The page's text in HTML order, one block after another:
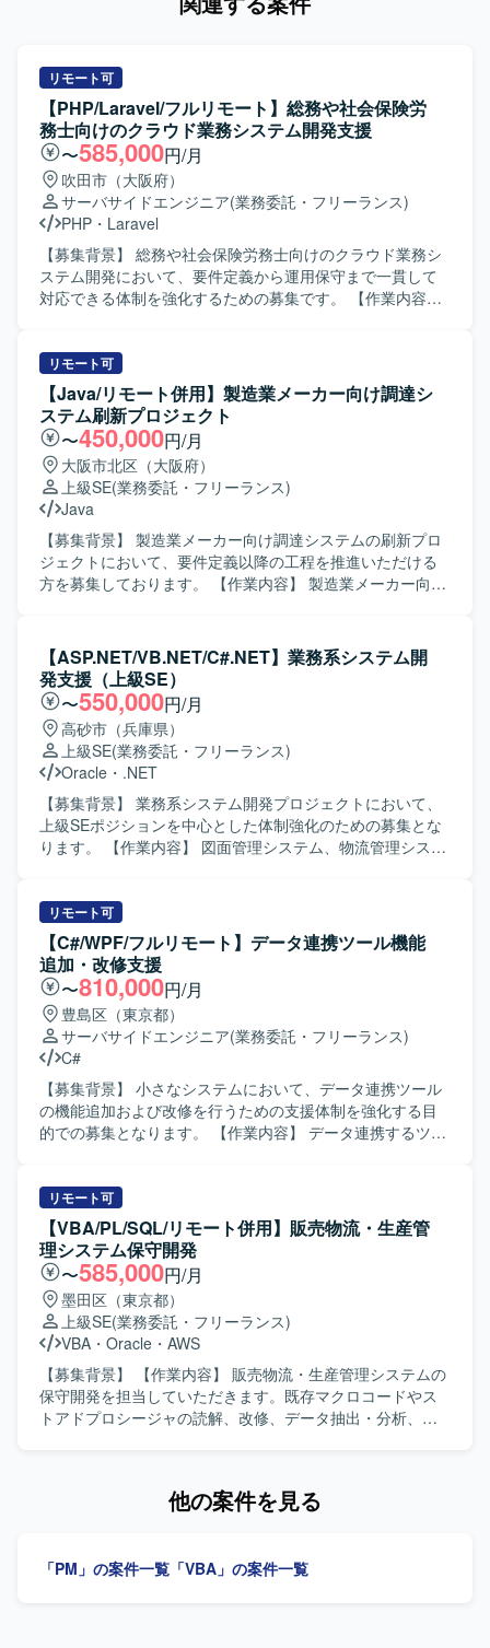
リモート可
【PHP/Laravel/フルリモート】総務や社会保険労
務士向けのクラウド業務システム開発支援
〜585,000円/月
吹田市（大阪府）
サーバサイドエンジニア(業務委託・フリーランス)
PHP ・ Laravel
【募集背景】 総務や社会保険労務士向けのクラウド業務シ
ステム開発において、要件定義から運用保守まで一貫して
対応できる体制を強化するための募集です。 【作業内容】
用保守まで一連の工程をご担当いただきます。担当案件に
おけるスケジュール管理やメンバー管理も行っていただ
き、フレキシブルにSE、PG、管理業務を対応していただき
ます。チーム開発の一員として他メンバーと連携しながら
業務システムの品質向上に取り組んでいただきます。 【求
める人物像】 上流工程から運用保守まで幅広い工程に主体
的に関わっていただける方を求めています。担当案件の進
行状況を把握しながら、スケジュール管理やメンバー管理
を行える方や、チーム開発において周囲と円滑にコミュニ
ケーションを取りながら業務を進められる方にマッチした
ポジションです。 【ポジションの魅力】 要件定義から運用
とができます。SE、PG、管理といった複数の役割を柔軟に
担うことで、技術スキルとマネジメントスキルの双方を磨
いていただけます。 【開発環境】 PHPおよびLaravelを用
いたWEB業務システム開発環境での作業となります。
リモート可
【Java/リモート併用】製造業メーカー向け調達シ
ステム刷新プロジェクト
〜450,000円/月
大阪市北区（大阪府）
上級SE(業務委託・フリーランス)
Java
【募集背景】 製造業メーカー向け調達システムの刷新プロ
ジェクトにおいて、要件定義以降の工程を推進いただける
方を募集しております。 【作業内容】 製造業メーカー向け
番移行までの各フェーズで要件整理や設計業務に携わって
いただきます。 【求める人物像】 関係者と円滑にコミュニ
ケーションを取りながら、自走して要件定義や基本設計を
推進いただける方を求めております。お客様との折衝やヒ
アリングを通じて業務を整理し、ドキュメントとして取り
まとめることに前向きに取り組んでいただける方が望まし
いです。 【ポジションの魅力】 長期の刷新プロジェクトに
上流工程から関与していただけるため、要件定義から本番
移行まで一連の工程を経験できる点が魅力となります。製
造業の調達業務に関する知見を深めながら、上流工程のス
語としてJavaが想定されております。
【ASP.NET/VB.NET/C#.NET】業務系システム開
発支援（上級SE）
〜550,000円/月
高砂市（兵庫県）
上級SE(業務委託・フリーランス)
Oracle ・ .NET
【募集背景】 業務系システム開発プロジェクトにおいて、
上級SEポジションを中心とした体制強化のための募集とな
ります。 【作業内容】 図面管理システム、物流管理システ
ます。既存システムの機能追加や改修、新規機能の設計・
実装を行いながら、品質を意識した開発を推進していただ
きます。 【求める人物像】 お客様や上位SE、PGと円滑な
コミュニケーションを取りながら、主体的に業務を推進し
ていただける方を求めています。複数システムを横断した
業務理解を行い、状況に応じて柔軟に立ち回れる方が望ま
しいです。 【ポジションの魅力】 要件定義から結合テスト
まで上流から下流まで一貫して関わることができ、上級SE
としてPL経験を活かしながら業務系システム開発のスキル
をさらに高めていただけます。複数の業務領域のシステム
に携わることで、ドメイン知識や設計力を広く身につける
いた業務系システム開発環境となります。
リモート可
【C#/WPF/フルリモート】データ連携ツール機能
追加・改修支援
〜810,000円/月
豊島区（東京都）
サーバサイドエンジニア(業務委託・フリーランス)
C#
【募集背景】 小さなシステムにおいて、データ連携ツール
の機能追加および改修を行うための支援体制を強化する目
的での募集となります。 【作業内容】 データ連携するツー
基本設計から結合テストまで一連の工程をご担当いただき
ます。 【求める人物像】 基本設計以降の工程を主体的に進
められる方、自ら課題を発見し改善提案ができる方、関係
者と円滑にコミュニケーションを取りながら開発を進めら
れる方を求めております。 【ポジションの魅力】 小規模な
システムであるため、上流工程から結合テストまで幅広い
工程に関わることができ、C#およびWPFを用いたサーバー
サイド・フロントエンド双方のスキルを活かしつつ、設計
力や品質向上の経験を積むことができます。 【開発環境】
C#を用いたサーバーサイド開発およびWPFを用いたフロン
トエンド開発を行っていただきます。アーキテクチャとし
リモート可
【VBA/PL/SQL/リモート併用】販売物流・生産管
理システム保守開発
〜585,000円/月
墨田区（東京都）
上級SE(業務委託・フリーランス)
VBA ・ Oracle ・ AWS
【募集背景】 【作業内容】 販売物流・生産管理システムの
保守開発を担当していただきます。既存マクロコードやス
トアドプロシージャの読解、改修、データ抽出・分析、業
連携できる方を求めています。 【ポジションの魅力】 販売
Oracle（PL/SQL）を使用します。
他の案件を見る
「PM」の案件一覧 「VBA」の案件一覧